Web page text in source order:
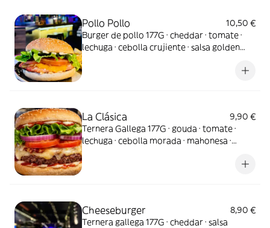
Pollo Pollo
10,50 €
Burger de pollo 177G · cheddar · tomate ·
lechuga · cebolla crujiente · salsa golden
La Clásica
9,90 €
Ternera Gallega 177G · gouda · tomate ·
lechuga · cebolla morada · mahonesa ·
Cheeseburger
8,90 €
Ternera gallega 177G · cheddar · salsa